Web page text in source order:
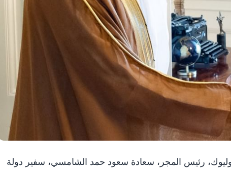
رئيس المجر، سعادة سعود حمد الشامسي، سفير دولة